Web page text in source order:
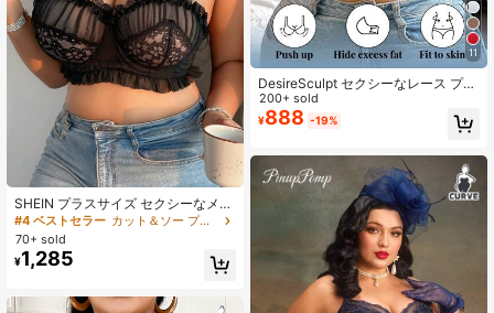
SHEIN プラスサイズ セクシーなメッ
シュとレーストリミングのランジェ
リーブラ、リフトアップ
#4 ベストセラー
カット＆ソー プラスサイズブラジャー
70+ sold
¥1,285
11
DesireSculpt セクシーなレース プラ
スサイズ 快適なシームレス ギャザー
調整可能なアンダーワイヤーブラ 1
枚 ランジェリー、リフトアップ
200+ sold
¥888 -19%